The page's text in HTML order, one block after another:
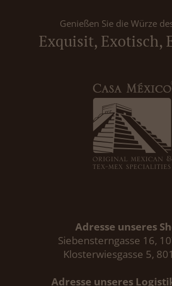
Genießen Sie die Würze
Exquisit, Exotisch,
Adresse unseres
Siebensterngasse 16,
Klosterwiesgasse 5,
Adresse unseres